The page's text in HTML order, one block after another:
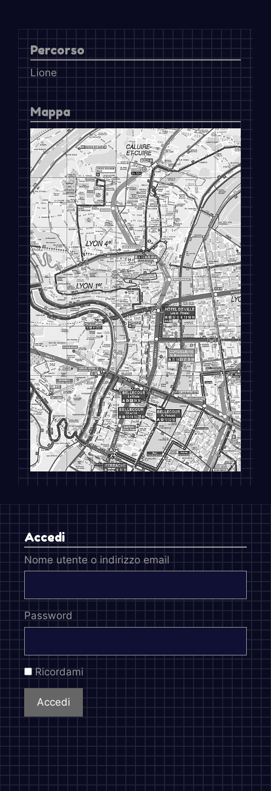
Percorso
Lione
Mappa
Accedi
Nome utente o indirizzo email
Password
Ricordami
Accedi